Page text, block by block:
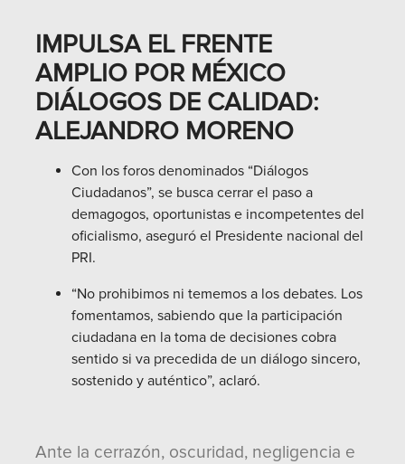
IMPULSA EL FRENTE
AMPLIO POR MÉXICO
DIÁLOGOS DE CALIDAD:
ALEJANDRO MORENO
Con los foros denominados “Diálogos
Ciudadanos”, se busca cerrar el paso a
demagogos, oportunistas e incompetentes del
oficialismo, aseguró el Presidente nacional del
PRI.
“No prohibimos ni tememos a los debates. Los
fomentamos, sabiendo que la participación
ciudadana en la toma de decisiones cobra
sentido si va precedida de un diálogo sincero,
sostenido y auténtico”, aclaró.
Ante la cerrazón, oscuridad, negligencia e